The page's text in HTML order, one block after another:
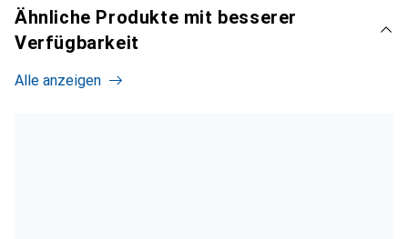
Ähnliche Produkte mit besserer
Verfügbarkeit
Alle anzeigen